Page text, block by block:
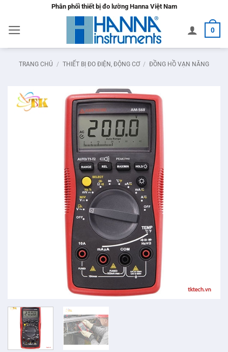
nội
dung
Phân phối thiết bị đo lường Hanna Việt Nam
0
TRANG CHỦ / THIẾT BỊ ĐO ĐIỆN, ĐỘNG CƠ / ĐỒNG HỒ VẠN NĂNG